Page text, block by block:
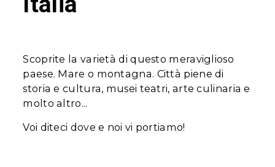
Scoprite la varietà di questo meraviglioso
paese. Mare o montagna. Città piene di
storia e cultura, musei teatri, arte culinaria e
molto altro...
Voi diteci dove e noi vi portiamo!